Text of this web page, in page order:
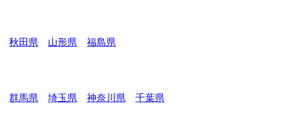
秋田県 山形県 福島県
群馬県 埼玉県 神奈川県 千葉県